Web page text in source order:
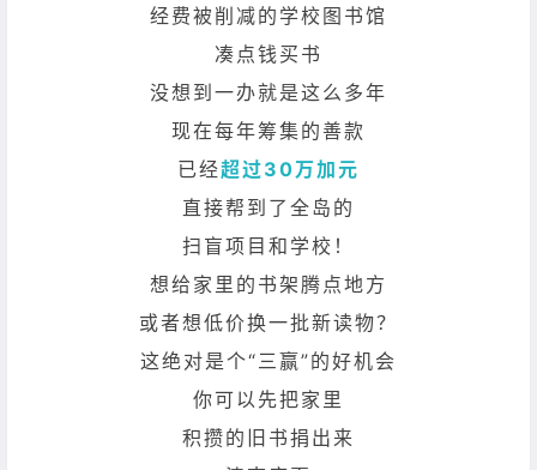
经费被削减的学校图书馆
凑点钱买书
没想到一办就是这么多年
现在每年筹集的善款
已经超过30万加元
直接帮到了全岛的
扫盲项目和学校！
想给家里的书架腾点地方
或者想低价换一批新读物？
这绝对是个“三赢”的好机会
你可以先把家里
积攒的旧书捐出来